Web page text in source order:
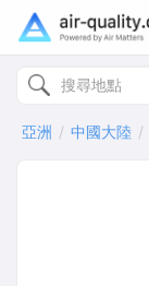
亞洲 中國大陸